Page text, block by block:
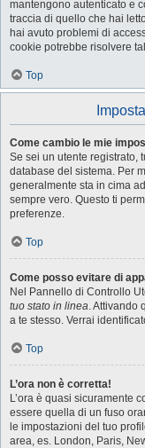
mantengono autenticato e
traccia di quello che hai
hai avuto problemi di
cookie potrebbe risolvere
Top
Come cambio le mie
Se sei un utente registrato,
database del sistema. Per
generalmente sta in cima
sempre vero. Questo ti
preferenze.
Top
Come posso evitare di
Nel Pannello di Controllo
tuo stato in linea. Attivando
a te stesso. Verrai
Top
L’ora non è corretta!
L’ora è quasi sicuramente
essere quella di un fuso
le impostazioni del tuo
area, es. London, Paris,